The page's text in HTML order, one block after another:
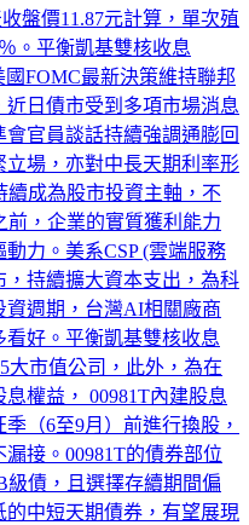
月18日為最後買進日，收
盤價11.87元計算，單次殖
。平衡凱基雙核收息
FOMC最新決策維持聯邦
日債市受到多項市場消息
官員談話持續強調通膨回
場，亦對中長天期利率形
成為股市投資主軸，不
，企業的實質獲利能力
力。美系CSP (雲端服務
持續擴大資本支出，為科
週期，台灣AI相關廠商
看好。平衡凱基雙核收息
大市值公司，此外，為在
權益， 00981T內建股息
（6至9月）前進行換股，
接。00981T的債券部位
級債，且選擇存續期間偏